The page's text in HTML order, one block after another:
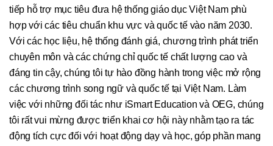
tiếp hỗ trợ mục tiêu đưa hệ thống giáo dục Việt Nam phù
hợp với các tiêu chuẩn khu vực và quốc tế vào năm 2030.
Với các học liệu, hệ thống đánh giá, chương trình phát triển
chuyên môn và các chứng chỉ quốc tế chất lượng cao và
đáng tin cậy, chúng tôi tự hào đồng hành trong việc mở rộng
các chương trình song ngữ và quốc tế tại Việt Nam. Làm
việc với những đối tác như iSmart Education và OEG, chúng
tôi rất vui mừng được triển khai cơ hội này nhằm tạo ra tác
động tích cực đối với hoạt động dạy và học, góp phần mang